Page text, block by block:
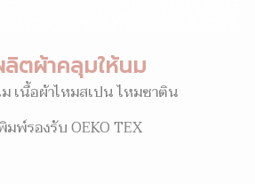
ตผ้าคลุมให้นม
เนื้อผ้าไหมสเปน ไหมซาติน
พ์รองรับ OEKO TEX